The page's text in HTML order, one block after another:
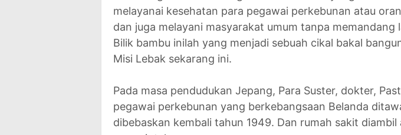
melayanai kesehatan para pegawai perkebunan atau
dan juga melayani masyarakat umum tanpa memandang
Bilik bambu inilah yang menjadi sebuah cikal bakal
Misi Lebak sekarang ini.
Pada masa pendudukan Jepang, Para Suster, dokter,
pegawai perkebunan yang berkebangsaan Belanda
dibebaskan kembali tahun 1949. Dan rumah sakit diambil